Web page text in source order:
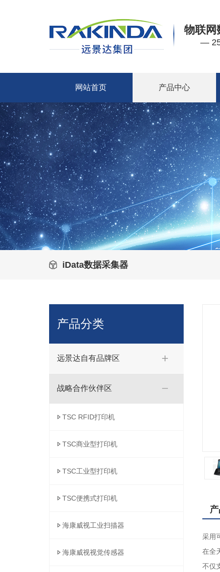
物联网
—
网站首页 产品中心
iData数据采集器
产品分类
远景达自有品牌区
战略合作伙伴区
TSC RFID打印机
TSC商业型打印机
TSC工业型打印机
TSC便携式打印机
海康威视工业扫描器
海康威视视觉传感器
采用
在全
不仅